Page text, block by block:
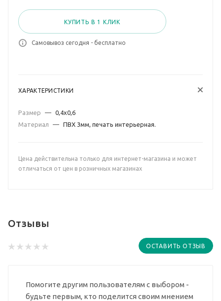
КУПИТЬ В 1 КЛИК
Самовывоз сегодня - бесплатно
ХАРАКТЕРИСТИКИ
Размер — 0,4х0,6
Материал
— ПВХ 3мм, печать интерьерная.
Цена действительна только для интернет-магазина и может
отличаться от цен в розничных магазинах
Отзывы
ОСТАВИТЬ ОТЗЫВ
Помогите другим пользователям с выбором -
будьте первым, кто поделится своим мнением